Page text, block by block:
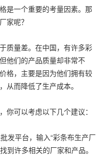
是一个重要的考量因素。那
家呢？
质量差。在中国，有许多彩
他们的产品质量却非常不
格，主要是因为他们拥有较
从而降低了生产成本。
你可以考虑以下几个建议：
发平台，输入“彩条布生产厂
到许多相关的厂家和产品。